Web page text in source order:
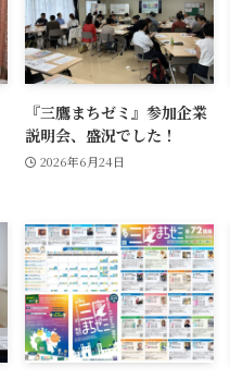
『三鷹まちゼミ』参加企業
説明会、盛況でした！
2026年6月24日